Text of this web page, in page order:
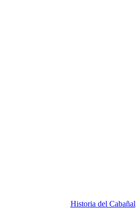
Historia del Cabañal